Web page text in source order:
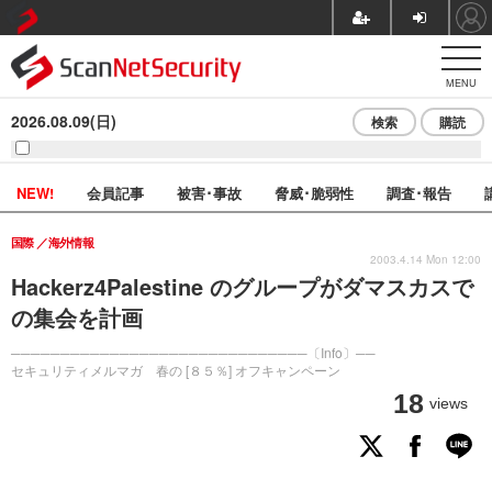
MENU
2026.08.09(日) 検索 購読
NEW! 会員記事 被害･事故 脅威･脆弱性 調査･報告
Hackerz4Palestine のグループがダマスカスで
の集会を計画
──────────────────────────────〔Info〕──
セキュリティメルマガ 春の [８５％] オフキャンペーン
国際 海外情報
18 views
2003.4.14 Mon 12:00